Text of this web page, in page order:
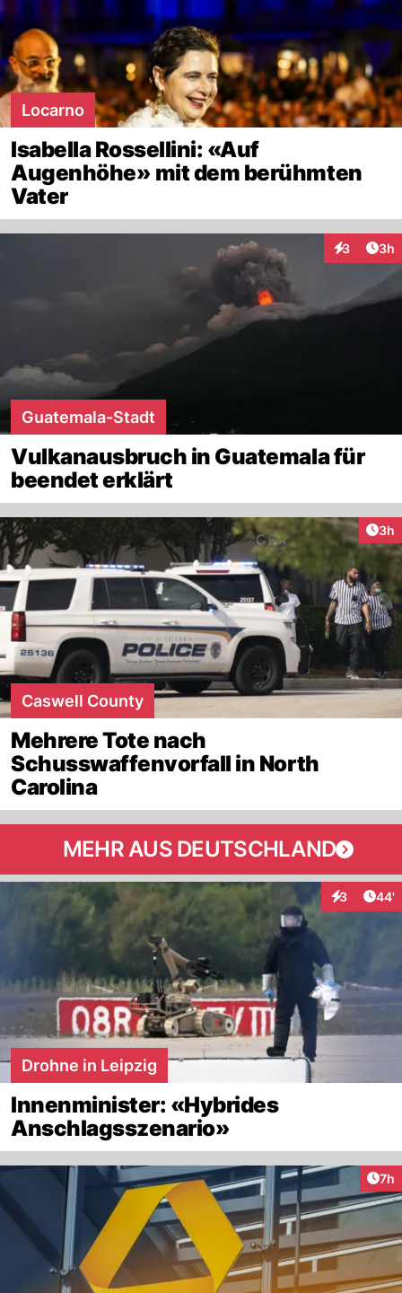
Locarno
Isabella Rossellini: «Auf
Augenhöhe» mit dem berühmten
Vater
3 3h
Guatemala-Stadt
Vulkanausbruch in Guatemala für
beendet erklärt
3h
Caswell County
Mehrere Tote nach
Schusswaffenvorfall in North
Carolina
MEHR AUS DEUTSCHLAND
3 44'
Drohne in Leipzig
Innenminister: «Hybrides
Anschlagsszenario»
7h